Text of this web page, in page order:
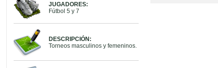
JUGADORES:
Fútbol 5 y 7
DESCRIPCIÓN:
Torneos masculinos y femeninos.